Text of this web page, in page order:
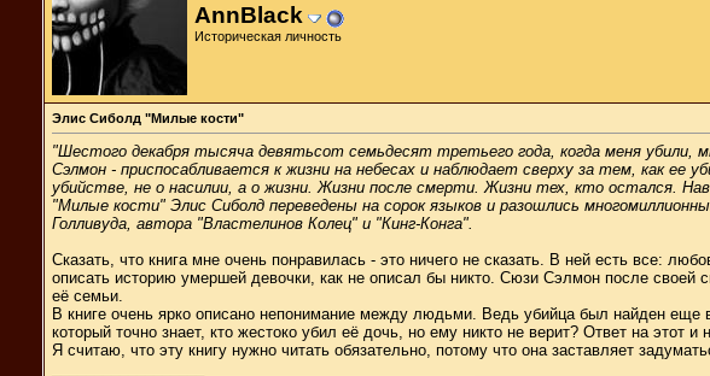
AnnBlack
Историческая личность
Элис Сиболд "Милые кости"
"Шестого декабря тысяча девятьсот семьдесят третьего года, когда меня
Сэлмон - приспосабливается к жизни на небесах и наблюдает сверху за тем, как
убийстве, не о насилии, а о жизни. Жизни после смерти. Жизни тех, кто остался.
"Милые кости" Элис Сиболд переведены на сорок языков и разошлись
Голливуда, автора "Властелинов Колец" и "Кинг-Конга".
Сказать, что книга мне очень понравилась - это ничего не сказать. В ней есть все:
описать историю умершей девочки, как не описал бы никто. Сюзи Сэлмон после
её семьи.
В книге очень ярко описано непонимание между людьми. Ведь убийца был найден еще
который точно знает, кто жестоко убил её дочь, но ему никто не верит? Ответ на этот
Я считаю, что эту книгу нужно читать обязательно, потому что она заставляет